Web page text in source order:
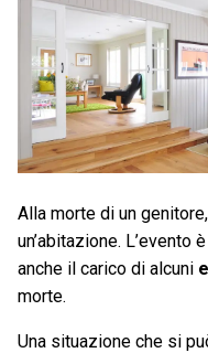
Alla morte di un
un’abitazione. L’evento
anche il carico di alcuni
morte.
Una situazione che si